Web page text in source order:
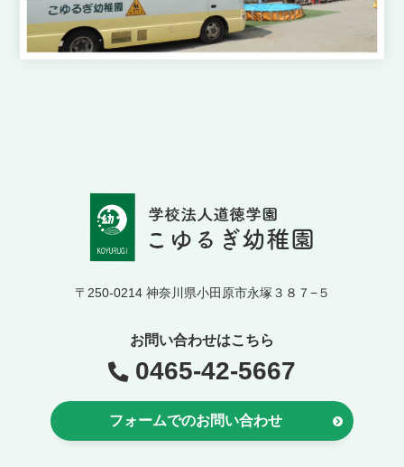
〒250-0214 神奈川県小田原市永塚３８７−５
お問い合わせはこちら
0465-42-5667
フォームでのお問い合わせ